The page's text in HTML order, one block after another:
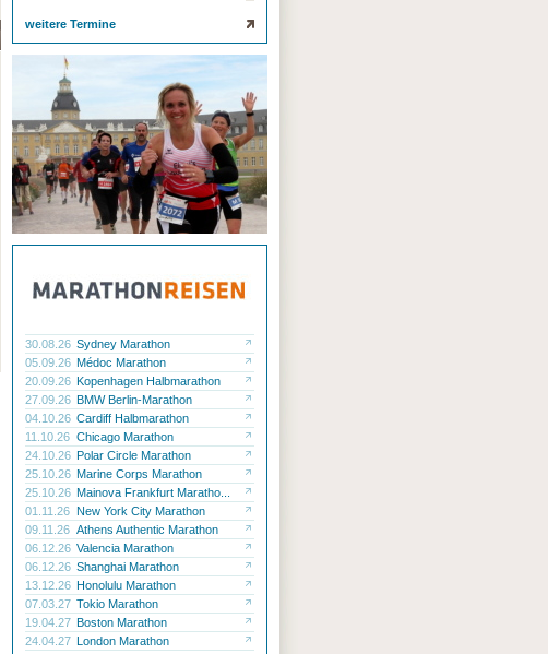
weitere Termine
30.08.26 Sydney Marathon
05.09.26 Médoc Marathon
20.09.26 Kopenhagen Halbmarathon
27.09.26 BMW Berlin-Marathon
04.10.26 Cardiff Halbmarathon
11.10.26 Chicago Marathon
24.10.26 Polar Circle Marathon
25.10.26 Marine Corps Marathon
25.10.26 Mainova Frankfurt Maratho...
01.11.26 New York City Marathon
09.11.26 Athens Authentic Marathon
06.12.26 Valencia Marathon
06.12.26 Shanghai Marathon
13.12.26 Honolulu Marathon
07.03.27 Tokio Marathon
19.04.27 Boston Marathon
24.04.27 London Marathon